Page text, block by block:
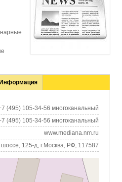
Информация
(495) 105-34-56 многоканальный
(495) 105-34-56 многоканальный
www.mediana.nm.ru
125-д, г.Москва, РФ, 117587